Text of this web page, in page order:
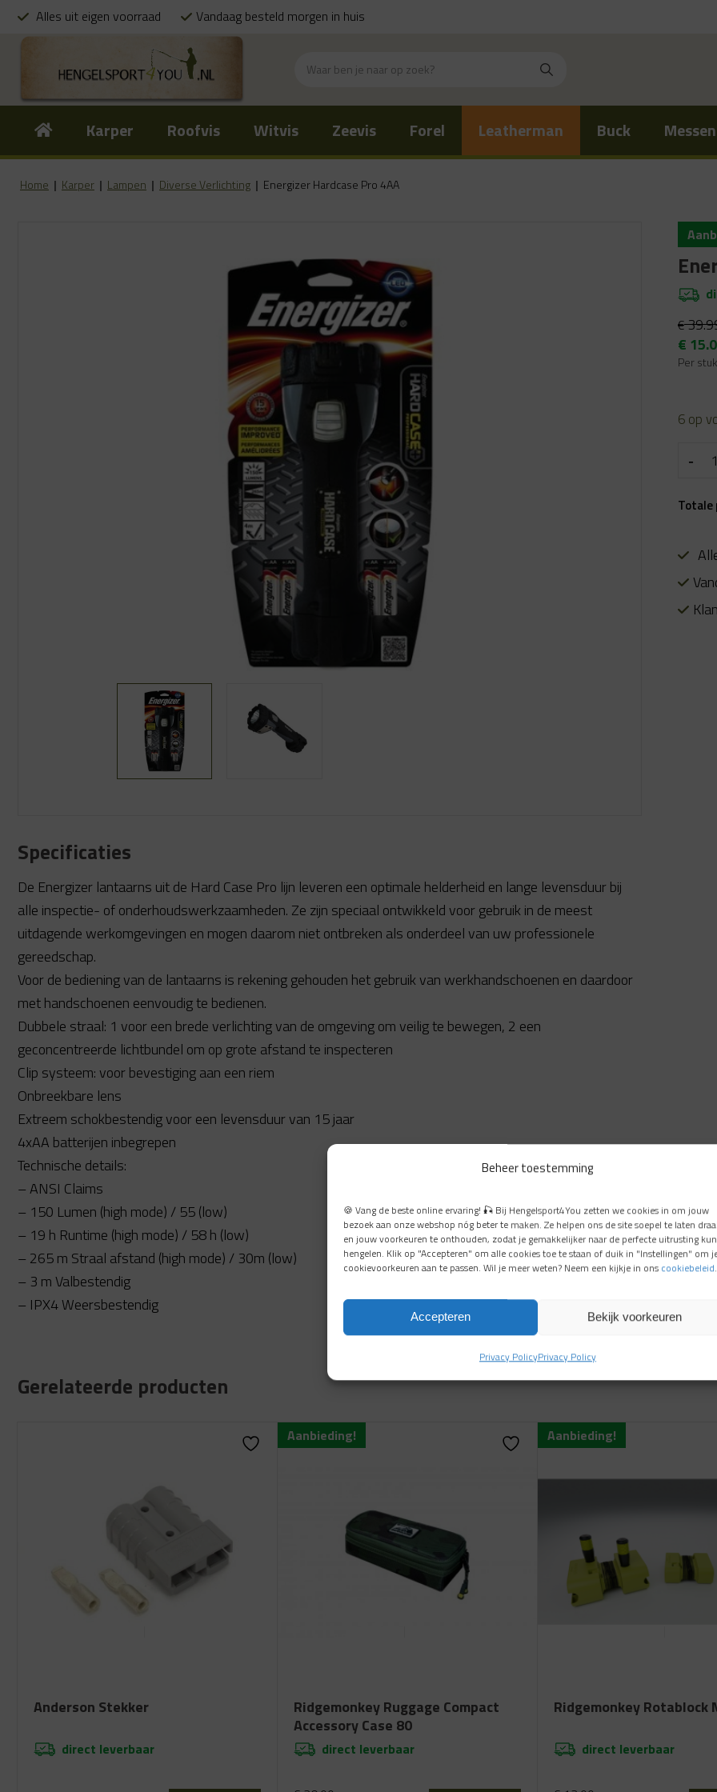
Beheer toestemming
🍪 Vang de beste online ervaring! 🎣 Bij Hengelsport4You zetten we cookies in om jouw
bezoek aan onze webshop nóg beter te maken. Ze helpen ons de site soepel te laten
en jouw voorkeuren te onthouden, zodat je gemakkelijker naar de perfecte uitrusting
hengelen. Klik op "Accepteren" om alle cookies toe te staan of duik in "Instellingen" om
cookievoorkeuren aan te passen. Wil je meer weten? Neem een kijkje in ons cookiebeleid.
Accepteren Bekijk voorkeuren
Privacy PolicyPrivacy Policy
Alles uit eigen voorraad Vandaag besteld morgen in huis
Karper Roofvis Witvis Zeevis Forel Leatherman Buck
Home | Karper | Lampen | Diverse Verlichting | Energizer Hardcase Pro 4AA
€
prijs
€
Per stuk
6 op
Totale
Specificaties
De Energizer lantaarns uit de Hard Case Pro lijn leveren een optimale helderheid en lange levensduur bij
alle inspectie- of onderhoudswerkzaamheden. Ze zijn speciaal ontwikkeld voor gebruik in de meest
uitdagende werkomgevingen en mogen daarom niet ontbreken als onderdeel van uw professionele
gereedschap.
Voor de bediening van de lantaarns is rekening gehouden het gebruik van werkhandschoenen en daardoor
met handschoenen eenvoudig te bedienen.
Dubbele straal: 1 voor een brede verlichting van de omgeving om veilig te bewegen, 2 een
geconcentreerde lichtbundel om op grote afstand te inspecteren
Clip systeem: voor bevestiging aan een riem
Onbreekbare lens
Extreem schokbestendig voor een levensduur van 15 jaar
4xAA batterijen inbegrepen
Technische details:
– ANSI Claims
– 150 Lumen (high mode) / 55 (low)
– 19 h Runtime (high mode) / 58 h (low)
– 265 m Straal afstand (high mode) / 30m (low)
– 3 m Valbestendig
– IPX4 Weersbestendig
Gerelateerde producten
Anderson Stekker
direct leverbaar
Ridgemonkey Ruggage Compact
Accessory Case 80
direct leverbaar
Aanbieding!
Ridgemonkey Rotablock
direct leverbaar
Aanbieding!